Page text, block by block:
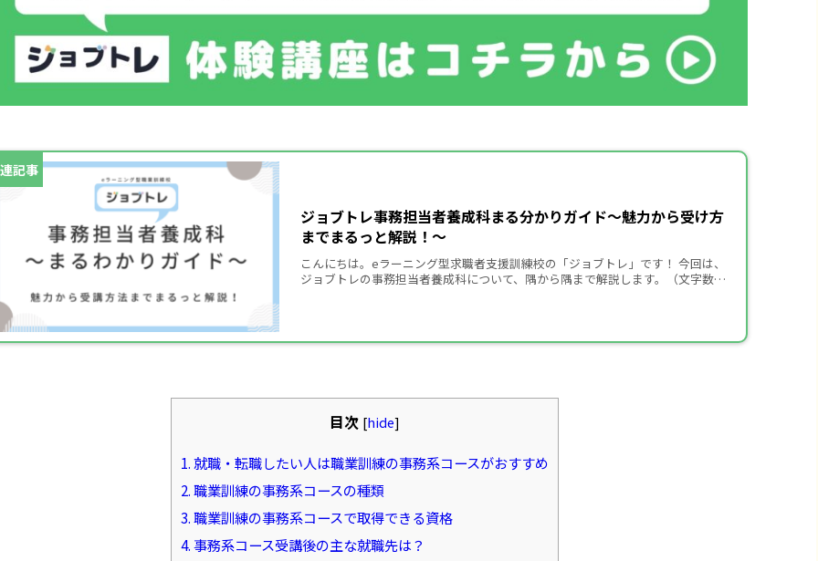
ジョブトレ事務担当者養成科まる分かりガイド〜魅力から受け方
までまるっと解説！〜
こんにちは。eラーニング型求職者支援訓練校の「ジョブトレ」です！ 今回は、
ジョブトレの事務担当者養成科について、隅から隅まで解説します。（文字数約
目次 [hide]
1.就職・転職したい人は職業訓練の事務系コースがおすすめ
2.職業訓練の事務系コースの種類
3.職業訓練の事務系コースで取得できる資格
4.事務系コース受講後の主な就職先は？